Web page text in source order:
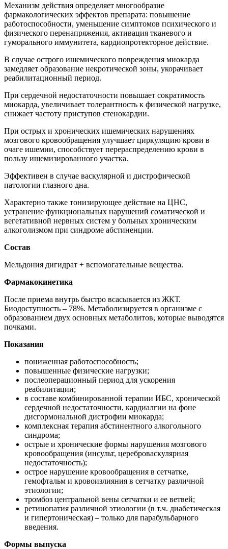
Механизм действия определяет многообразие
фармакологических эффектов препарата: повышение
работоспособности, уменьшение симптомов психического и
физического перенапряжения, активация тканевого и
гуморального иммунитета, кардиопротекторное действие.
В случае острого ишемического повреждения миокарда
замедляет образование некротической зоны, укорачивает
реабилитационный период.
При сердечной недостаточности повышает сократимость
миокарда, увеличивает толерантность к физической нагрузке,
снижает частоту приступов стенокардии.
При острых и хронических ишемических нарушениях
мозгового кровообращения улучшает циркуляцию крови в
очаге ишемии, способствует перераспределению крови в
пользу ишемизированного участка.
Эффективен в случае васкулярной и дистрофической
патологии глазного дна.
Характерно также тонизирующее действие на ЦНС,
устранение функциональных нарушений соматической и
вегетативной нервных систем у больных хроническим
алкоголизмом при синдроме абстиненции.
Состав
Мельдония дигидрат + вспомогательные вещества.
Фармакокинетика
После приема внутрь быстро всасывается из ЖКТ.
Биодоступность – 78%. Метаболизируется в организме с
образованием двух основных метаболитов, которые выводятся
почками.
Показания
пониженная работоспособность;
повышенные физические нагрузки;
послеоперационный период для ускорения
реабилитации;
в составе комбинированной терапии ИБС, хронической
сердечной недостаточности, кардиалгии на фоне
дисгормональной дистрофии миокарда;
комплексная терапия абстинентного алкогольного
синдрома;
острые и хронические формы нарушения мозгового
кровообращения (инсульт, цереброваскулярная
недостаточность);
острое нарушение кровообращения в сетчатке,
гемофтальм и кровоизлияния в сетчатку различной
этиологии;
тромбоз центральной вены сетчатки и ее ветвей;
ретинопатия различной этиологии (в т.ч. диабетическая
и гипертоническая) – только для парабульбарного
введения.
Формы выпуска